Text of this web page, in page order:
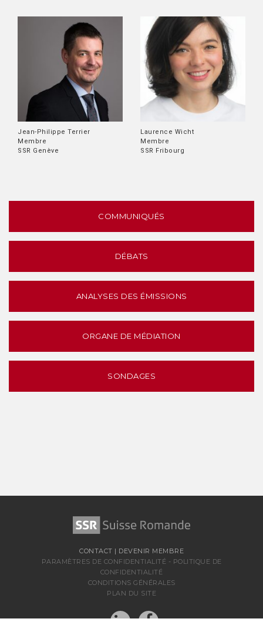
Jean-Philippe Terrier
Membre
SSR Genève
Laurence Wicht
Membre
SSR Fribourg
COMMUNIQUÉS
DÉBATS
ANALYSES DES ÉMISSIONS
ORGANE DE MÉDIATION
SONDAGES
CONTACT | DEVENIR MEMBRE
PARAMÈTRES DE CONFIDENTIALITÉ - POLITIQUE DE
CONFIDENTIALITÉ
CONDITIONS GÉNÉRALES
PLAN DU SITE